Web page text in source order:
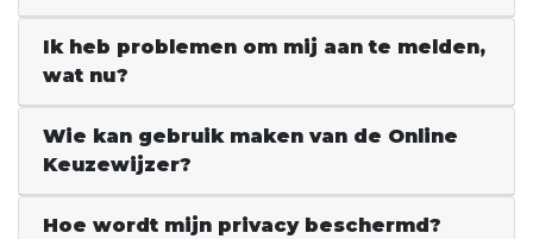
Ik heb problemen om mij aan te melden,
wat nu?
Wie kan gebruik maken van de Online
Keuzewijzer?
Hoe wordt mijn privacy beschermd?